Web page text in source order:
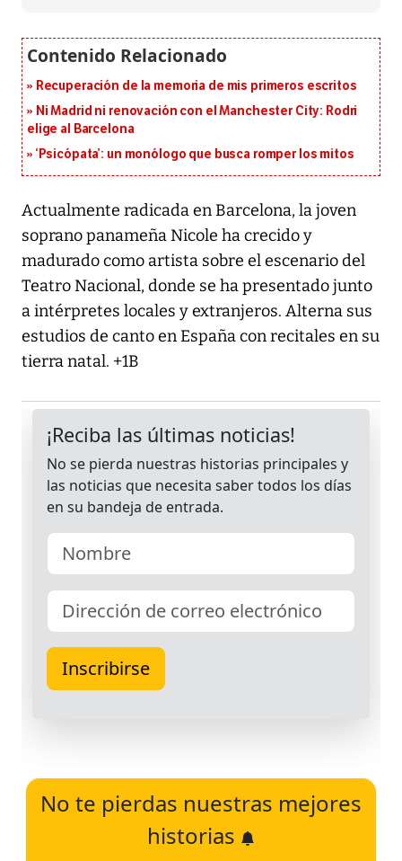
Recuperación de la memoria de mis primeros escritos
Ni Madrid ni renovación con el Manchester City: Rodri
elige al Barcelona
‘Psicópata’: un monólogo que busca romper los mitos
Actualmente radicada en Barcelona, la joven
soprano panameña Nicole ha crecido y
madurado como artista sobre el escenario del
Teatro Nacional, donde se ha presentado junto
a intérpretes locales y extranjeros. Alterna sus
estudios de canto en España con recitales en su
tierra natal. +1B
No te pierdas nuestras mejores
historias